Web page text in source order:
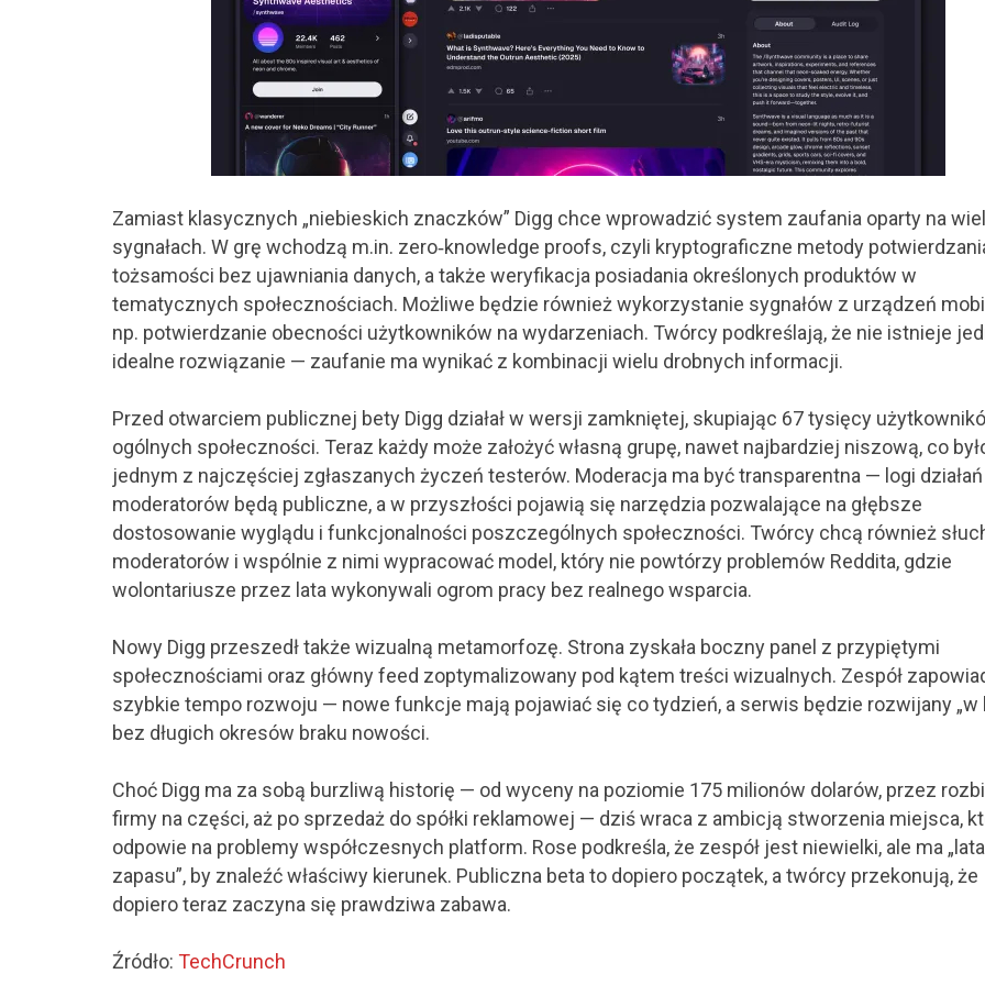
Zamiast klasycznych „niebieskich znaczków” Digg chce wprowadzić system zaufania oparty na
sygnałach. W grę wchodzą m.in. zero‑knowledge proofs, czyli kryptograficzne metody
tożsamości bez ujawniania danych, a także weryfikacja posiadania określonych produktów w
tematycznych społecznościach. Możliwe będzie również wykorzystanie sygnałów z urządzeń
np. potwierdzanie obecności użytkowników na wydarzeniach. Twórcy podkreślają, że nie istnieje
idealne rozwiązanie — zaufanie ma wynikać z kombinacji wielu drobnych informacji.
Przed otwarciem publicznej bety Digg działał w wersji zamkniętej, skupiając 67 tysięcy
ogólnych społeczności. Teraz każdy może założyć własną grupę, nawet najbardziej niszową, co
jednym z najczęściej zgłaszanych życzeń testerów. Moderacja ma być transparentna — logi działań
moderatorów będą publiczne, a w przyszłości pojawią się narzędzia pozwalające na głębsze
dostosowanie wyglądu i funkcjonalności poszczególnych społeczności. Twórcy chcą również
moderatorów i wspólnie z nimi wypracować model, który nie powtórzy problemów Reddita, gdzie
wolontariusze przez lata wykonywali ogrom pracy bez realnego wsparcia.
Nowy Digg przeszedł także wizualną metamorfozę. Strona zyskała boczny panel z przypiętymi
społecznościami oraz główny feed zoptymalizowany pod kątem treści wizualnych. Zespół
szybkie tempo rozwoju — nowe funkcje mają pojawiać się co tydzień, a serwis będzie rozwijany „w
bez długich okresów braku nowości.
Choć Digg ma za sobą burzliwą historię — od wyceny na poziomie 175 milionów dolarów, przez
firmy na części, aż po sprzedaż do spółki reklamowej — dziś wraca z ambicją stworzenia miejsca,
odpowie na problemy współczesnych platform. Rose podkreśla, że zespół jest niewielki, ale ma „lata
zapasu”, by znaleźć właściwy kierunek. Publiczna beta to dopiero początek, a twórcy przekonują, że
dopiero teraz zaczyna się prawdziwa zabawa.
Źródło: TechCrunch